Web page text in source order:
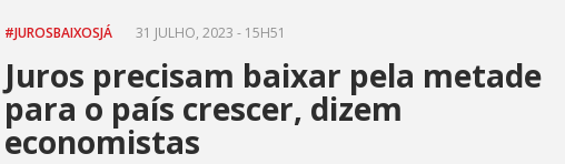
#JUROSBAIXOSJÁ 31 JULHO, 2023 - 15H51
Juros precisam baixar pela metade
para o país crescer, dizem
economistas